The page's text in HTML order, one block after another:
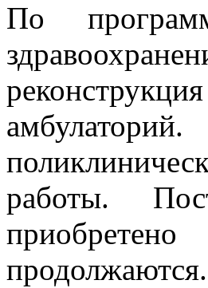
По
работы.
продолжаются.